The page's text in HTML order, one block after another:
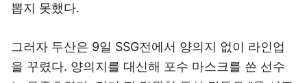
뽑지 못했다.
그러자 두산은 9일 SSG전에서 양의지 없이 라인업
을 꾸렸다. 양의지를 대신해 포수 마스크를 쓴 선수